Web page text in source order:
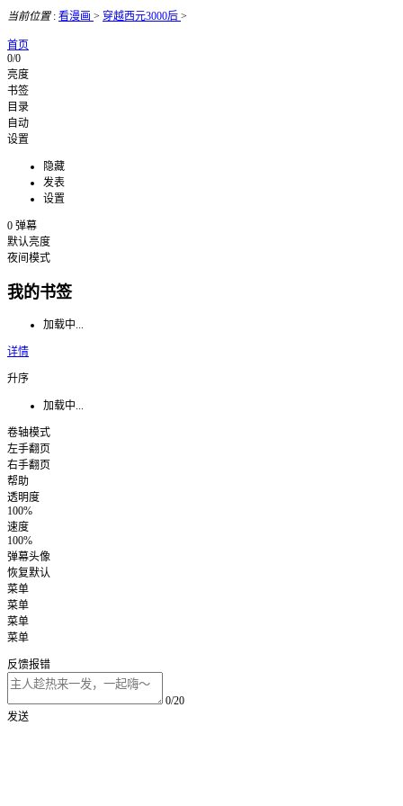
当前位置: 看漫画 > 穿越西元3000后 >
首页
0/0
亮度
书签
目录
自动
设置
隐藏
发表
设置
0 弹幕
默认亮度
夜间模式
我的书签
加载中...
详情
升序
加载中...
卷轴模式
左手翻页
右手翻页
帮助
透明度
100%
速度
100%
弹幕头像
恢复默认
菜单
菜单
菜单
菜单
反馈报错
0/20
发送